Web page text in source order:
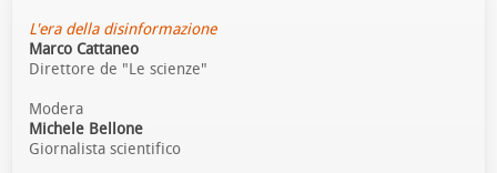
L'era della disinformazione
Marco Cattaneo
Direttore de "Le scienze"
Modera
Michele Bellone
Giornalista scientifico